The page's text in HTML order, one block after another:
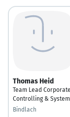
Thomas Heid
Team Lead Corporate
Controlling &
Bindlach